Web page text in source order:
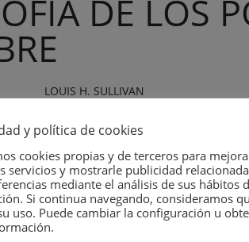
DE LOS
LOUIS H. SULLIVAN
6 de agosto de 1985
800
y política de cookies
cookies propias y de terceros para
servicios y mostrarle publicidad
mediante el análisis de sus hábitos
Si continua navegando, consideramos
uso. Puede cambiar la configuración u